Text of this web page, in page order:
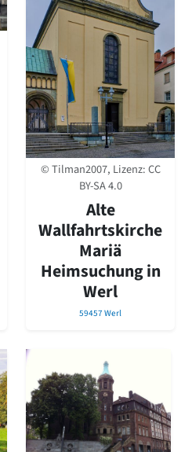
© Tilman2007, Lizenz:CC
BY-SA 4.0
Alte
Wallfahrtskirche
Mariä
Heimsuchung in
Werl
59457 Werl